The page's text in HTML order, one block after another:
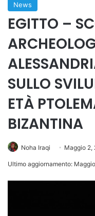
News
EGITTO –
SULLO
ETÀ
BIZANTINA
Noha Iraqi Maggio 2,
Ultimo aggiornamento: